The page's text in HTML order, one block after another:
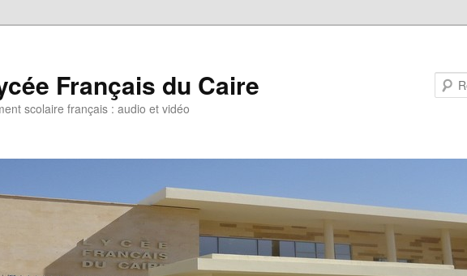
Français du Caire
scolaire français : audio et vidéo